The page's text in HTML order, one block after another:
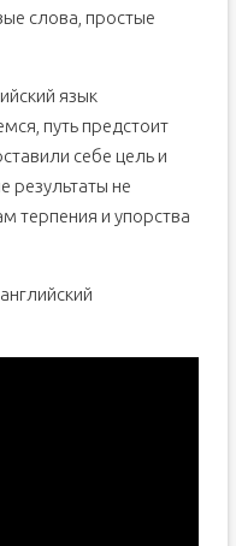
слова, простые
язык
путь предстоит
себе цель и
результаты не
терпения и упорства